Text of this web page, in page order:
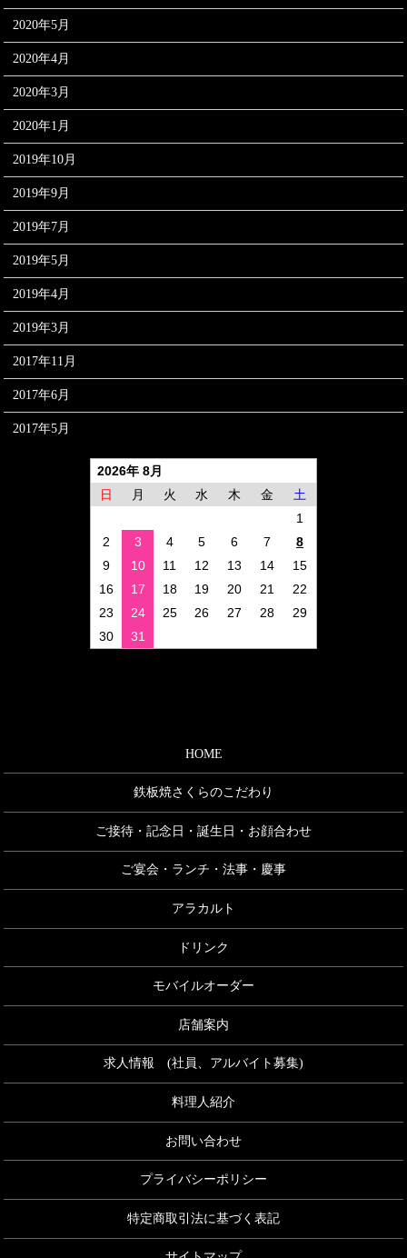
2020年5月
2020年4月
2020年3月
2020年1月
2019年10月
2019年9月
2019年7月
2019年5月
2019年4月
2019年3月
2017年11月
2017年6月
2017年5月
2026年 8月
日
月 火 水 木 金
土
1
2
3 4 5 6 7
8
9
10 11 12 13 14
15
16
17 18 19 20 21
22
23
24 25 26 27 28
29
30
31
HOME
鉄板焼さくらのこだわり
ご接待・記念日・誕生日・お顔合わせ
ご宴会・ランチ・法事・慶事
アラカルト
ドリンク
モバイルオーダー
店舗案内
求人情報 (社員、アルバイト募集)
料理人紹介
お問い合わせ
プライバシーポリシー
特定商取引法に基づく表記